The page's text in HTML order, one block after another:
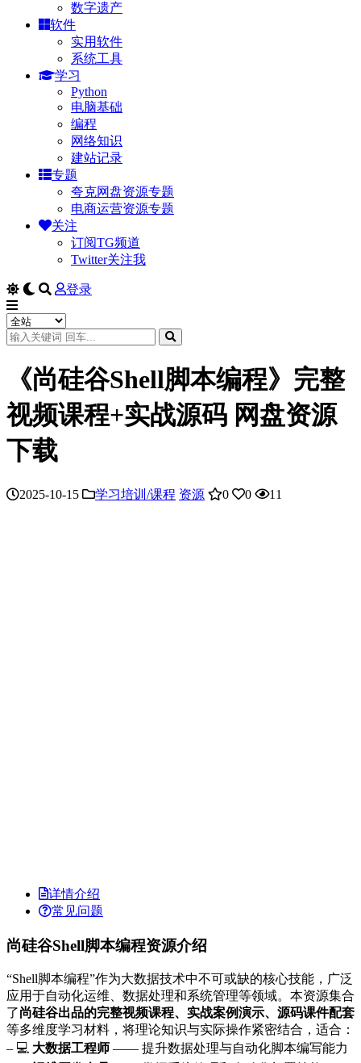
数字遗产
软件
实用软件
系统工具
学习
Python
电脑基础
编程
网络知识
建站记录
专题
夸克网盘资源专题
电商运营资源专题
关注
订阅TG频道
Twitter关注我
登录
《尚硅谷Shell脚本编程》完整
视频课程+实战源码 网盘资源
下载
2025-10-15 学习培训/课程 资源 0 0 11
详情介绍
常见问题
尚硅谷Shell脚本编程资源介绍
“Shell脚本编程”作为大数据技术中不可或缺的核心技能，广泛
应用于自动化运维、数据处理和系统管理等领域。本资源集合
了尚硅谷出品的完整视频课程、实战案例演示、源码课件配套
等多维度学习材料，将理论知识与实际操作紧密结合，适合：
– 💻 大数据工程师 —— 提升数据处理与自动化脚本编写能力